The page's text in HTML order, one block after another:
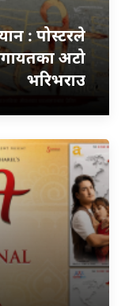
: पोस्टरले
अटो
भरिभराउ